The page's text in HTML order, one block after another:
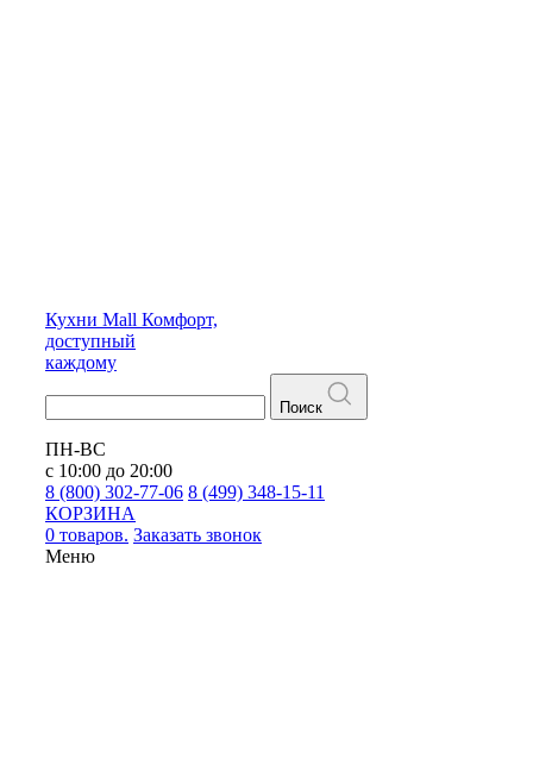
Кухни Mall Комфорт,
доступный
каждому
Поиск
ПН-ВС
с 10:00 до 20:00
8 (800) 302-77-06 8 (499) 348-15-11
КОРЗИНА
0 товаров. Заказать звонок
Меню